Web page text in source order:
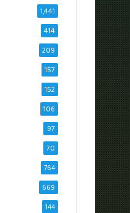
1,441
414
209
157
152
106
97
70
764
669
144